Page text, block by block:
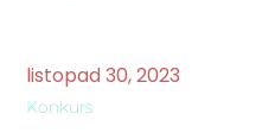
listopad 30,2023
Konkurs